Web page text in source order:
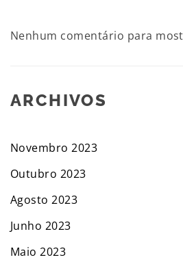
Nenhum comentário para
ARCHIVOS
Novembro 2023
Outubro 2023
Agosto 2023
Junho 2023
Maio 2023